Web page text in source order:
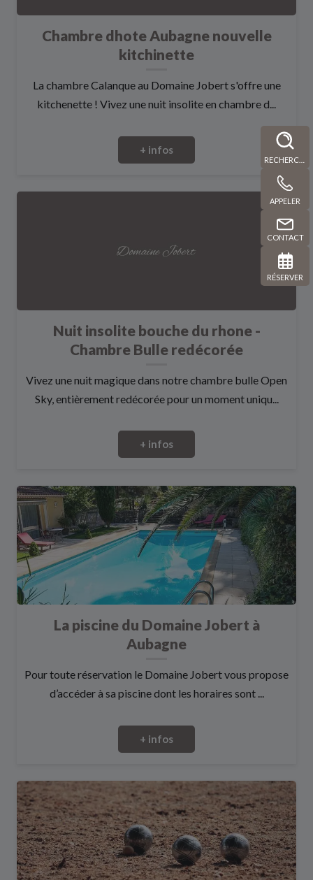
APPELER
CONTACT
RÉSERVER
Chambre dhote Aubagne nouvelle
kitchinette
La chambre Calanque au Domaine Jobert s'offre une
kitchenette ! Vivez une nuit insolite en chambre d...
+ infos
Nuit insolite bouche du rhone -
Chambre Bulle redécorée
Vivez une nuit magique dans notre chambre bulle Open
Sky, entièrement redécorée pour un moment uniqu...
+ infos
La piscine du Domaine Jobert à
Aubagne
Pour toute réservation le Domaine Jobert vous propose
d’accéder à sa piscine dont les horaires sont ...
+ infos